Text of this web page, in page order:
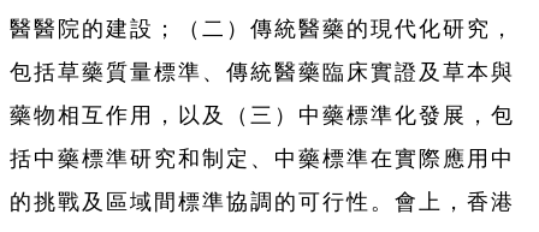
醫醫院的建設；（二）傳統醫藥的現代化研究，
包括草藥質量標準、傳統醫藥臨床實證及草本與
藥物相互作用，以及（三）中藥標準化發展，包
括中藥標準研究和制定、中藥標準在實際應用中
的挑戰及區域間標準協調的可行性。會上，香港